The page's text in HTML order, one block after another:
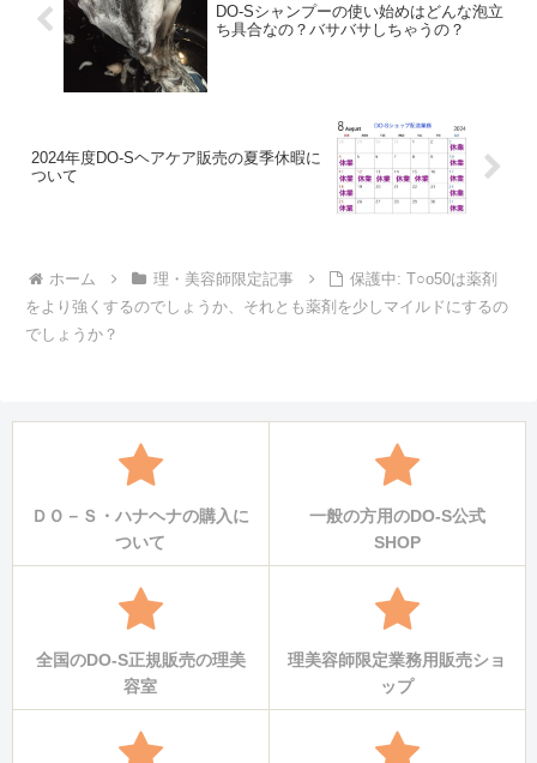
DO-Sシャンプーの使い始めはどんな泡立
ち具合なの？バサバサしちゃうの？
2024年度DO-Sヘアケア販売の夏季休暇に
ついて
ホーム 理・美容師限定記事
保護中: T○o50は薬剤
をより強くするのでしょうか、それとも薬剤を少しマイルドにするの
でしょうか？
ＤＯ－Ｓ・ハナヘナの購入に
ついて
一般の方用のDO-S公式
SHOP
全国のDO-S正規販売の理美
容室
理美容師限定業務用販売ショ
ップ